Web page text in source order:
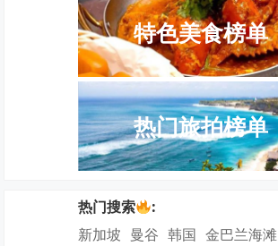
特色美食榜单
热门旅拍榜单
热门搜索
:
新加坡 曼谷 韩国 金巴兰海滩